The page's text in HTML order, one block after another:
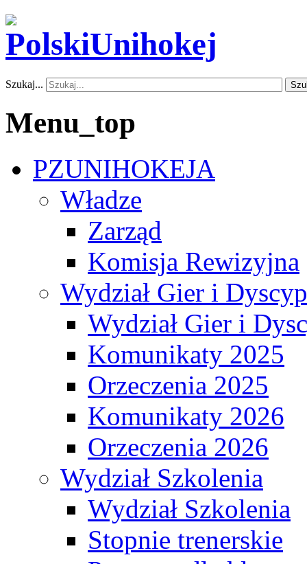
Szukaj...
Menu_top
PZUNIHOKEJA
Władze
Zarząd
Komisja Rewizyjna
Wydział Gier i
Wydział Gier i
Komunikaty 2025
Orzeczenia 2025
Komunikaty 2026
Orzeczenia 2026
Wydział Szkolenia
Wydział Szkolenia
Stopnie trenerskie